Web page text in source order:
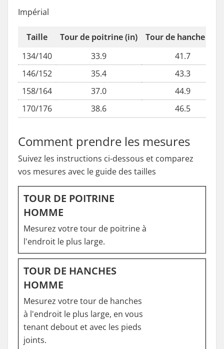
Impérial
Taille Tour de poitrine (in)
Tour de hanche (in)
134/140
33.9
41.7
146/152
35.4
43.3
158/164
37.0
44.9
170/176
38.6 46.5
Comment prendre les mesures
Suivez les instructions ci-dessous et comparez
vos mesures avec le guide des tailles
TOUR DE POITRINE
HOMME
Mesurez votre tour de poitrine à
l'endroit le plus large.
TOUR DE HANCHES
HOMME
Mesurez votre tour de hanches
à l'endroit le plus large, en vous
tenant debout et avec les pieds
joints.